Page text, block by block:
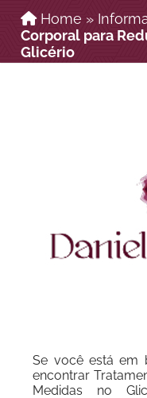
Home »
Corporal para
Glicério
Se você está em
encontrar
Medidas no